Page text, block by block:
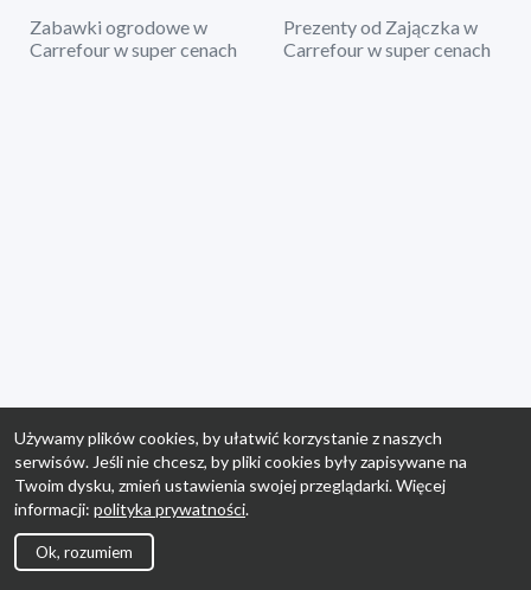
Zabawki ogrodowe w
Carrefour w super cenach
Prezenty od Zajączka w
Carrefour w super cenach
Używamy plików cookies, by ułatwić korzystanie z naszych
serwisów. Jeśli nie chcesz, by pliki cookies były zapisywane na
Twoim dysku, zmień ustawienia swojej przeglądarki. Więcej
informacji: polityka prywatności.
Ok, rozumiem